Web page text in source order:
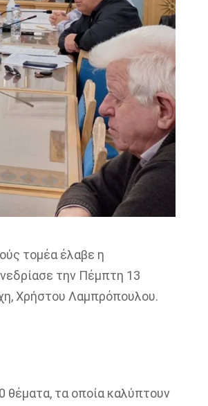
τομέα έλαβε η
την Πέμπτη 13
Χρήστου Λαμπρόπουλου.
θέματα, τα οποία καλύπτουν